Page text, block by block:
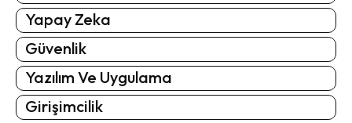
Yapay Zeka
Güvenlik
Yazılım Ve Uygulama
Girişimcilik